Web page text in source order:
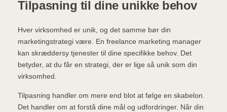
Tilpasning til dine unikke behov
Hver virksomhed er unik, og det samme bør din
marketingstrategi være. En freelance marketing manager
kan skræddersy tjenester til dine specifikke behov. Det
betyder, at du får en strategi, der er lige så unik som din
virksomhed.
Tilpasning handler om mere end blot at følge en skabelon.
Det handler om at forstå dine mål og udfordringer. Når din